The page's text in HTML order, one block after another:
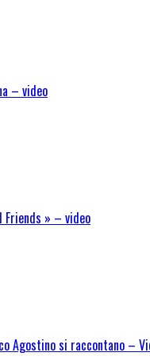
– video
Friends » – video
Agostino si raccontano –